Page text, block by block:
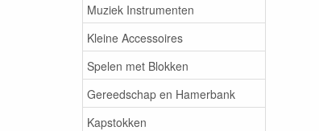
Muziek Instrumenten
Kleine Accessoires
Spelen met Blokken
Gereedschap en Hamerbank
Kapstokken